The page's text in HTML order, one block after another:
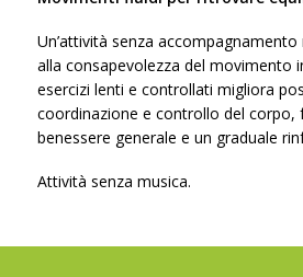
Un’attività senza
alla consapevolezza del movimento
esercizi lenti e controllati migliora
coordinazione e controllo del corpo,
benessere generale e un graduale
Attività senza musica.